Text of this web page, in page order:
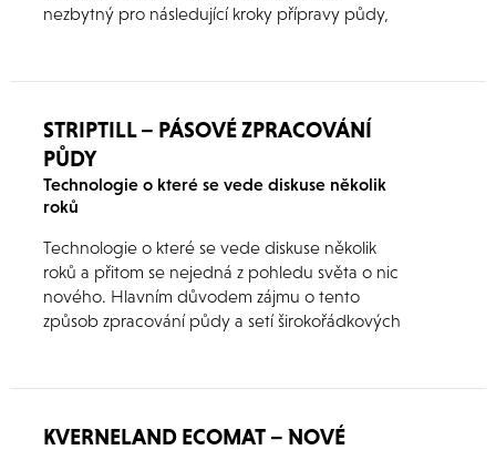
nezbytný pro následující kroky přípravy půdy,
nejmenších provozních nákladů.
STRIPTILL – PÁSOVÉ ZPRACOVÁNÍ
PŮDY
Technologie o které se vede diskuse několik
roků
Technologie o které se vede diskuse několik
roků a přitom se nejedná z pohledu světa o nic
nového. Hlavním důvodem zájmu o tento
způsob zpracování půdy a setí širokořádkových
KVERNELAND ECOMAT – NOVÉ